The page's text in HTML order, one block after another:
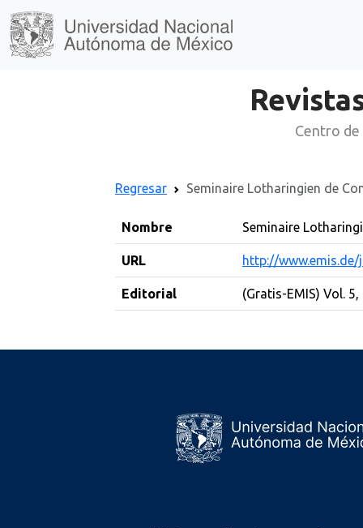
Centro de
Regresar Seminaire Lotharingien de
Nombre Seminaire
URL http://www.emis.de/
Editorial (Gratis-EMIS) Vol.